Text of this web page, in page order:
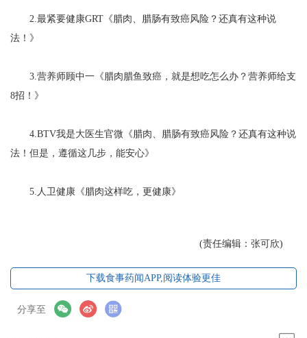
2.最紧要健康GRT《腊肉、腊肠有致癌风险？还真有这种说
法！》
3.营养师顾中一《腊肉腊鱼致癌，就是想吃怎么办？营养师给支
8招！》
4.BTV我是大医生官微《腊肉、腊肠有致癌风险？还真有这种说
法！但是，遵循这几步，能安心》
5.人卫健康《腊肉这样吃，更健康》
(责任编辑：张可欣)
下载食事药闻APP,阅读体验更佳
分享至